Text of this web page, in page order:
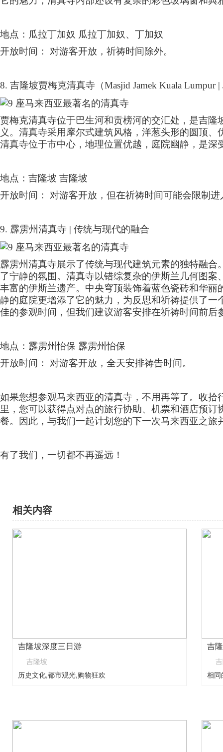
地点：瓜拉丁加奴 瓜拉丁加奴、丁加奴
开放时间： 对游客开放，祈祷时间除外。
8. 吉隆坡贾梅克清真寺（Masjid Jamek Kuala Lumpur |
贾梅克清真寺位于巴生河和贡榜河的交汇处，是吉
义。清真寺采用摩尔式建筑风格，洋葱头形的圆顶
清真寺位于市中心，地理位置优越，庭院幽静，是
地点：吉隆坡 吉隆坡
开放时间： 对游客开放，但在祈祷时间可能会限制进
9. 霹雳州清真寺 | 传统与现代的融合
霹雳州清真寺展示了传统与现代建筑元素的独特融
了宁静的氛围。清真寺以错综复杂的伊斯兰几何图
丰富的伊斯兰遗产。中央穹顶装饰着蓝色瓷砖和华
静的庭院更增添了它的魅力，为反思和祈祷提供了
佳的参观时间，但我们建议游客安排在祈祷时间前后
地点：霹雳州怡保 霹雳州怡保
开放时间： 对游客开放，全天安排祷告时间。
如果您想参观马来西亚的清真寺，不用再等了。收
里，您可以获得点对点的旅行协助、机票和酒店预
餐。因此，与我们一起计划您的下一次马来西亚之旅
有了我们，一切都不再遥远！
相关内容
吉隆坡深度三日游
吉隆坡
历史文化,都市观光,购物狂欢
吉
相同